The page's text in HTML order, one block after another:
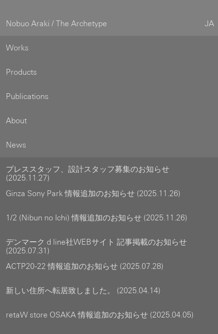
Nobuo Araki / The Archetype JA
Works
Products
Publications
About
News
プレススタッフ、設計スタッフ募集のお知らせ
(2025.11.27)
Ginza Sony Park 情報追加のお知らせ (2025.11.26)
1/2 (Nibun no Ichi) 情報追加のお知らせ (2025.11.26)
デンマーク d line社WEBサイト 記事掲載のお知らせ
(2025.07.31)
ACTP20-22 情報追加のお知らせ (2025.07.28)
新しい住所へ転居致しました。 (2025.04.14)
retaW store OSAKA 情報追加のお知らせ (2025.04.05)